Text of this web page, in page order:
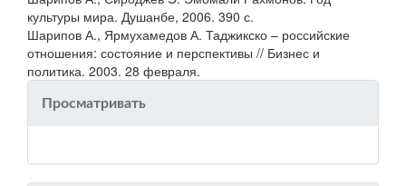
культуры мира. Душанбе, 2006. 390 с.
Шарипов А., Ярмухамедов А. Таджикско – российские
отношения: состояние и перспективы // Бизнес и
политика. 2003. 28 февраля.
Просматривать